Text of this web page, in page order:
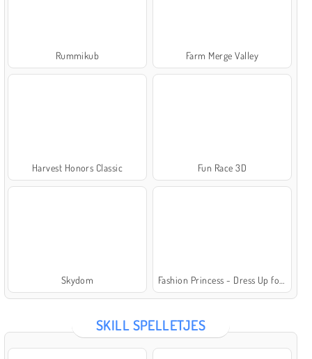
Rummikub Farm Merge Valley
Harvest Honors Classic Fun Race 3D
Skydom Fashion Princess - Dress Up for Girls
SKILL SPELLETJES